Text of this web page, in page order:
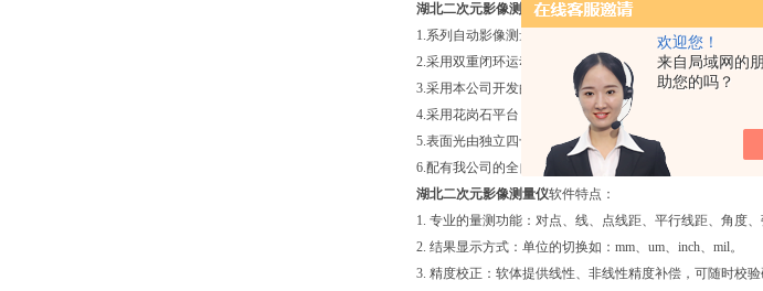
欢迎您！
来自局域网的
助您的吗？
湖北二次元影像测量仪产品特点
1.系列自动影像测量仪是由手动JTVMS影像测量仪改进而
2.采用双重闭环运动控制，电机在高速运动时具有精确的定
3.采用本公司开发的嵌入式模块控制电机，提高了电机响
4.采用花岗石平台，外观简洁大方；
5.表面光由独立四十八组光源组成，每一组均为恒流源驱动
6.配有我公司的全自动测量软件QuickMeasuring，极大的提
湖北二次元影像测量仪软件特点：
1. 专业的量测功能：对点、线、点线距、平行线距、角度
2. 结果显示方式：单位的切换如：mm、um、inch、mil。
3. 精度校正：软体提供线性、非线性精度补偿，可随时校